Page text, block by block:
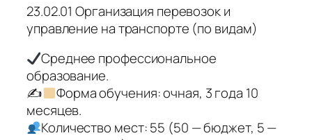
23.02.01 Организация перевозок и
управление на транспорте (по видам)
Среднее профессиональное
образование.
✍
Форма обучения: очная, 3 года 10
месяцев.
Количество мест: 55 (50 — бюджет, 5 —